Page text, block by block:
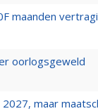
maanden
oorlogsgeweld
maar